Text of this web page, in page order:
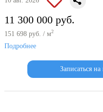
11 300 000 руб.
151 698 руб. / м2
Подробнее
Записаться